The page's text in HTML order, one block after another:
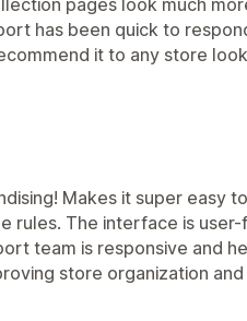
has been quick to
it to any store
Makes it super easy
rules. The interface is
team is responsive and
store organization